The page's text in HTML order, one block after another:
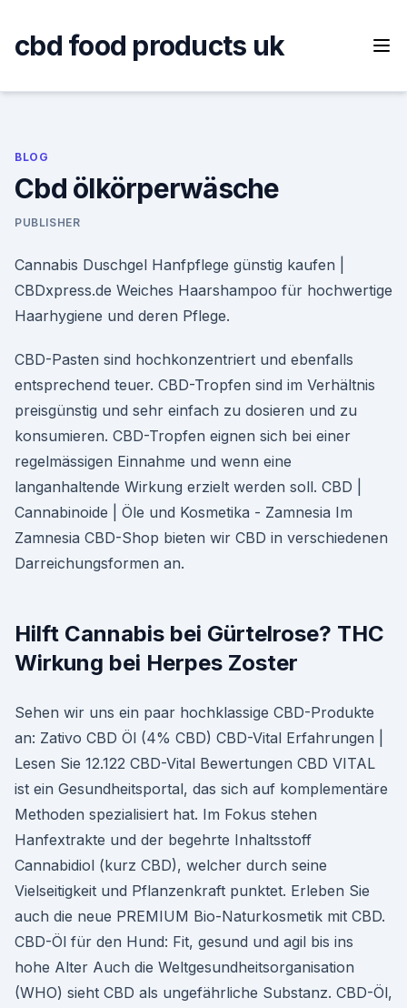
content
cbd food products uk
BLOG
Cbd ölkörperwäsche
PUBLISHER
Cannabis Duschgel Hanfpflege günstig kaufen |
CBDxpress.de Weiches Haarshampoo für hochwertige
Haarhygiene und deren Pflege.
CBD-Pasten sind hochkonzentriert und ebenfalls
entsprechend teuer. CBD-Tropfen sind im Verhältnis
preisgünstig und sehr einfach zu dosieren und zu
konsumieren. CBD-Tropfen eignen sich bei einer
regelmässigen Einnahme und wenn eine
langanhaltende Wirkung erzielt werden soll. CBD |
Cannabinoide | Öle und Kosmetika - Zamnesia Im
Zamnesia CBD-Shop bieten wir CBD in verschiedenen
Darreichungsformen an.
Hilft Cannabis bei Gürtelrose? THC
Wirkung bei Herpes Zoster
Sehen wir uns ein paar hochklassige CBD-Produkte
an: Zativo CBD Öl (4% CBD) CBD-Vital Erfahrungen |
Lesen Sie 12.122 CBD-Vital Bewertungen CBD VITAL
ist ein Gesundheitsportal, das sich auf komplementäre
Methoden spezialisiert hat. Im Fokus stehen
Hanfextrakte und der begehrte Inhaltsstoff
Cannabidiol (kurz CBD), welcher durch seine
Vielseitigkeit und Pflanzenkraft punktet. Erleben Sie
auch die neue PREMIUM Bio-Naturkosmetik mit CBD.
CBD-Öl für den Hund: Fit, gesund und agil bis ins
hohe Alter Auch die Weltgesundheitsorganisation
(WHO) sieht CBD als ungefährliche Substanz. CBD-Öl,